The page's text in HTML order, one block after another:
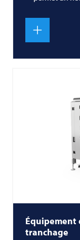
Équipement
tranchage